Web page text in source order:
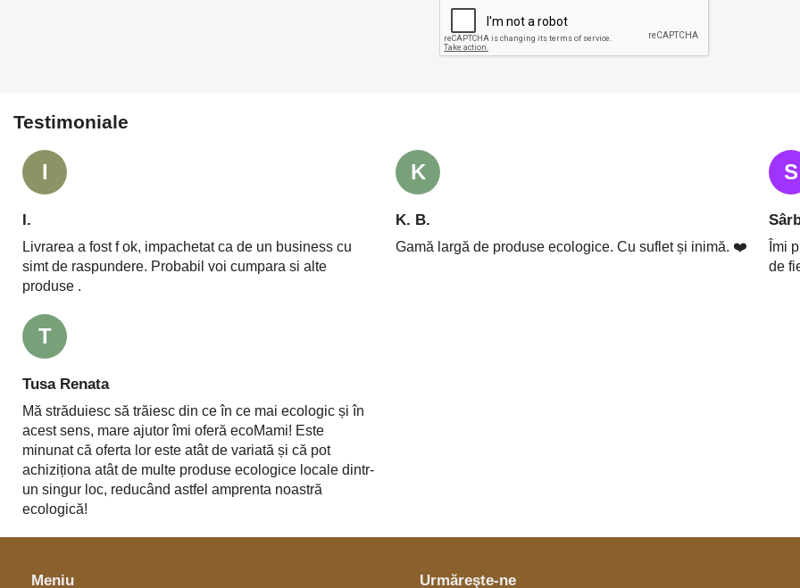
Testimoniale
I
I.
Livrarea a fost f ok, impachetat ca de un business cu
simt de raspundere. Probabil voi cumpara si alte
produse .
K
K. B.
Gamă largă de produse ecologice. Cu suflet și inimă. ❤️
S
Îmi
de
T
Tusa Renata
Mă străduiesc să trăiesc din ce în ce mai ecologic și în
acest sens, mare ajutor îmi oferă ecoMami! Este
minunat că oferta lor este atât de variată și că pot
achiziționa atât de multe produse ecologice locale dintr-
un singur loc, reducând astfel amprenta noastră
ecologică!
Meniu Urmăreşte-ne